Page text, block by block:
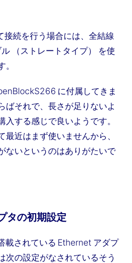
接続を行う場合には、全結線
（ストレートタイプ） を使
に付属してきま
ばそれで、長さが足りないよ
入する感じで良いようです。
最近はまず使いませんから、
ないというのはありがたいで
タの初期設定
載されている Ethernet アダプ
次の設定がなされているそう